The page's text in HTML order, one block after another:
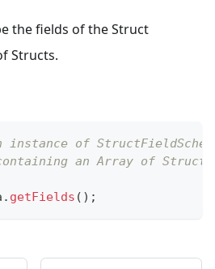
the fields of the Struct
Structs.
instance of
an Array of
. getFields ( ) ;